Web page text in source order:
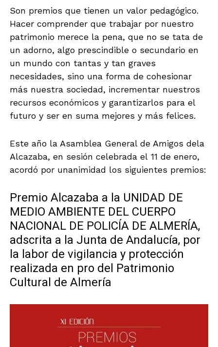
Son premios que tienen un valor pedagógico.
Hacer comprender que trabajar por nuestro
patrimonio merece la pena, que no se tata de
un adorno, algo prescindible o secundario en
un mundo con tantas y tan graves
necesidades, sino una forma de cohesionar
más nuestra sociedad, incrementar nuestros
recursos económicos y garantizarlos para el
futuro y ser en suma mejores y más felices.
Este año la Asamblea General de Amigos dela
Alcazaba, en sesión celebrada el 11 de enero,
acordó por unanimidad los siguientes premios:
Premio Alcazaba a la UNIDAD DE
MEDIO AMBIENTE DEL CUERPO
NACIONAL DE POLICÍA DE ALMERÍA,
adscrita a la Junta de Andalucía, por
la labor de vigilancia y protección
realizada en pro del Patrimonio
Cultural de Almería